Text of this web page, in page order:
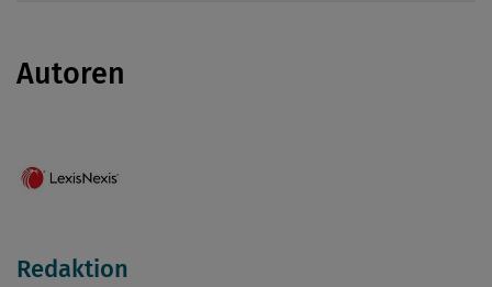
Autoren
Redaktion